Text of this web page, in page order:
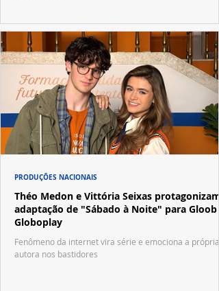
Théo Medon e Vittória Seixas protagonizam
adaptação de "Sábado à Noite" para Gloob e
Globoplay
Fenômeno da internet vira série e emociona a própria
autora nos bastidores
PRODUÇÕES NACIONAIS